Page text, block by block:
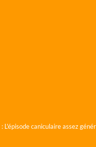
: L'épisode caniculaire assez